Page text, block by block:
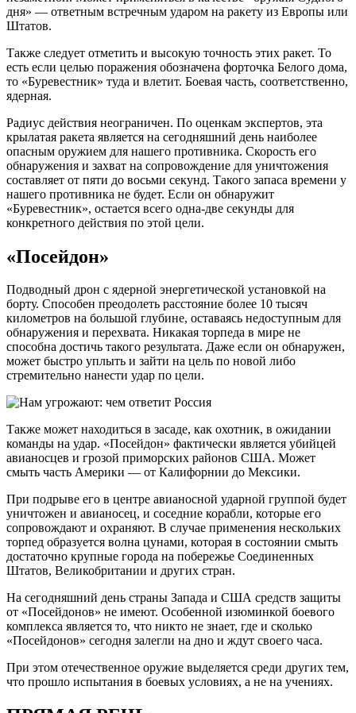
дня» — ответным встречным ударом на ракету из Европы или
Штатов.
Также следует отметить и высокую точность этих ракет. То
есть если целью поражения обозначена форточка Белого дома,
то «Буревестник» туда и влетит. Боевая часть, соответственно,
ядерная.
Радиус действия неограничен. По оценкам экспертов, эта
крылатая ракета является на сегодняшний день наиболее
опасным оружием для нашего противника. Скорость его
обнаружения и захват на сопровождение для уничтожения
составляет от пяти до восьми секунд. Такого запаса времени у
нашего противника не будет. Если он обнаружит
«Буревестник», остается всего одна-две секунды для
конкретного действия по этой цели.
«Посейдон»
Подводный дрон с ядерной энергетической установкой на
борту. Способен преодолеть расстояние более 10 тысяч
километров на большой глубине, оставаясь недоступным для
обнаружения и перехвата. Никакая торпеда в мире не
способна достичь такого результата. Даже если он обнаружен,
может быстро уплыть и зайти на цель по новой либо
стремительно нанести удар по цели.
Также может находиться в засаде, как охотник, в ожидании
команды на удар. «Посейдон» фактически является убийцей
авианосцев и грозой приморских районов США. Может
смыть часть Америки — от Калифорнии до Мексики.
При подрыве его в центре авианосной ударной группой будет
уничтожен и авиа­носец, и соседние корабли, которые его
сопровождают и охраняют. В случае применения нескольких
торпед образуется волна цунами, которая в состоянии смыть
достаточно крупные города на побережье Соединенных
Штатов, Великобритании и других стран.
На сегодняшний день страны Запада и США средств защиты
от «Посейдонов» не имеют. Особенной изюминкой боевого
комплекса является то, что никто не знает, где и сколько
«Посейдонов» сегодня залегли на дно и ждут своего часа.
При этом отечественное оружие выделяется среди других тем,
что прошло испытания в боевых условиях, а не на учениях.